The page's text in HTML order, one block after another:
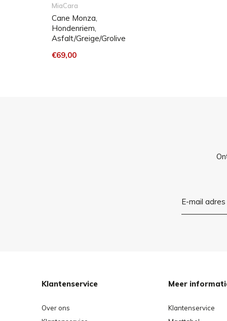
Met de hand wassen met warm water en milde
Plat neerleggen om te drogen.
MiaCara
Cane Monza,
Hondenriem,
Asfalt/Greige/Grolive
€69,00
Klantenservice
Over ons
Meer
Klantenservice